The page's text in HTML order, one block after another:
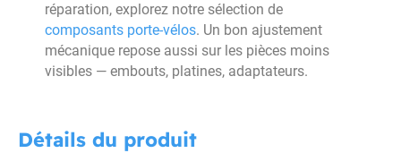
réparation, explorez notre sélection de
composants porte-vélos. Un bon ajustement
mécanique repose aussi sur les pièces moins
visibles — embouts, platines, adaptateurs.
Détails du produit